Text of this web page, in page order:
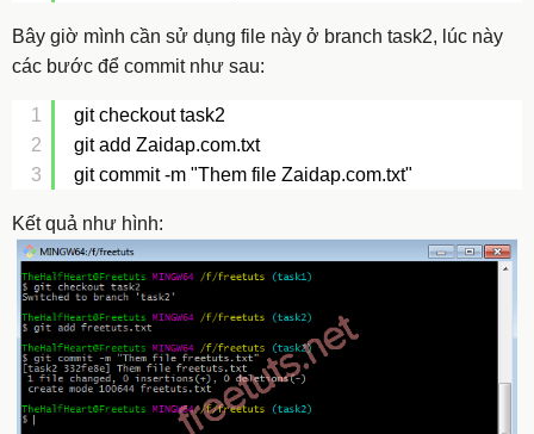
Bây giờ mình cần sử dụng file này ở branch task2, lúc này
các bước để commit như sau:
1
2
3
git checkout task2
git add Zaidap.com.txt
git commit -m "Them file Zaidap.com.txt"
Kết quả như hình: